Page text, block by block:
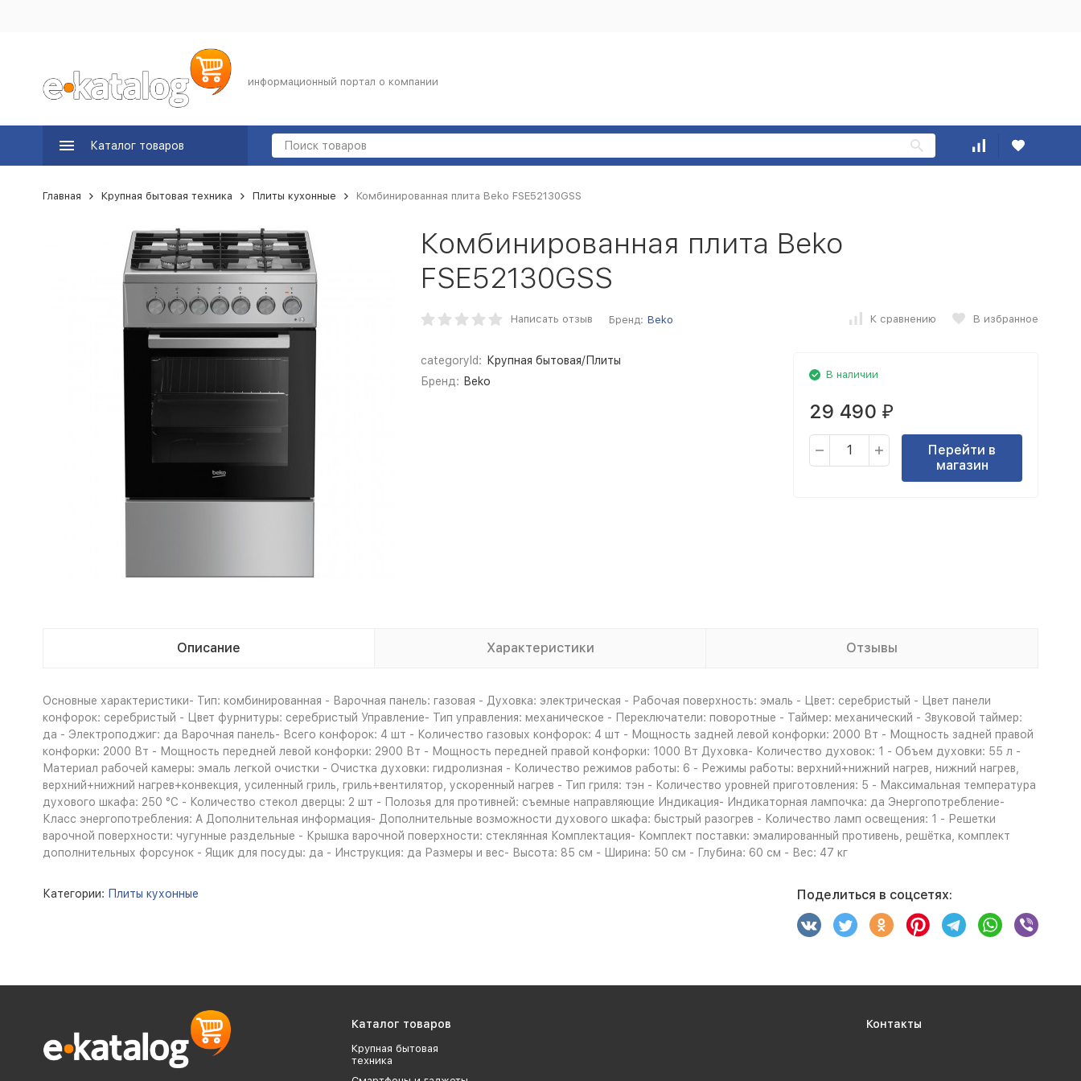
информационный портал о компании
Каталог товаров
Главная Крупная бытовая техника Плиты кухонные Комбинированная плита Beko FSE52130GSS
Комбинированная плита Beko
FSE52130GSS
Написать отзыв Бренд: Beko К сравнению В избранное
categoryId:
Крупная бытовая/Плиты
Бренд: Beko
В наличии
29 490 ₽
Перейти в
магазин
Описание Характеристики Отзывы
Основные характеристики- Тип: комбинированная - Варочная панель: газовая - Духовка: электрическая - Рабочая поверхность: эмаль - Цвет: серебристый - Цвет панели
конфорок: серебристый - Цвет фурнитуры: серебристый Управление- Тип управления: механическое - Переключатели: поворотные - Таймер: механический - Звуковой таймер:
да - Электроподжиг: да Варочная панель- Всего конфорок: 4 шт - Количество газовых конфорок: 4 шт - Мощность задней левой конфорки: 2000 Вт - Мощность задней правой
конфорки: 2000 Вт - Мощность передней левой конфорки: 2900 Вт - Мощность передней правой конфорки: 1000 Вт Духовка- Количество духовок: 1 - Объем духовки: 55 л -
Материал рабочей камеры: эмаль легкой очистки - Очистка духовки: гидролизная - Количество режимов работы: 6 - Режимы работы: верхний+нижний нагрев, нижний нагрев,
верхний+нижний нагрев+конвекция, усиленный гриль, гриль+вентилятор, ускоренный нагрев - Тип гриля: тэн - Количество уровней приготовления: 5 - Максимальная температура
духового шкафа: 250 °С - Количество стекол дверцы: 2 шт - Полозья для противней: съемные направляющие Индикация- Индикаторная лампочка: да Энергопотребление-
Класс энергопотребления: A Дополнительная информация- Дополнительные возможности духового шкафа: быстрый разогрев - Количество ламп освещения: 1 - Решетки
варочной поверхности: чугунные раздельные - Крышка варочной поверхности: стеклянная Комплектация- Комплект поставки: эмалированный противень, решётка, комплект
дополнительных форсунок - Ящик для посуды: да - Инструкция: да Размеры и вес- Высота: 85 см - Ширина: 50 см - Глубина: 60 см - Вес: 47 кг
Категории: Плиты кухонные Поделиться в соцсетях:
Каталог товаров
Крупная бытовая
техника
Контакты